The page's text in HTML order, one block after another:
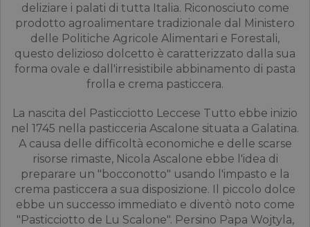
deliziare i palati di tutta Italia. Riconosciuto come
prodotto agroalimentare tradizionale dal Ministero
delle Politiche Agricole Alimentari e Forestali,
questo delizioso dolcetto è caratterizzato dalla sua
forma ovale e dall'irresistibile abbinamento di pasta
frolla e crema pasticcera.
La nascita del Pasticciotto Leccese Tutto ebbe inizio
nel 1745 nella pasticceria Ascalone situata a Galatina.
A causa delle difficoltà economiche e delle scarse
risorse rimaste, Nicola Ascalone ebbe l'idea di
preparare un "bocconotto" usando l'impasto e la
crema pasticcera a sua disposizione. Il piccolo dolce
ebbe un successo immediato e diventò noto come
"Pasticciotto de Lu Scalone". Persino Papa Wojtyla,